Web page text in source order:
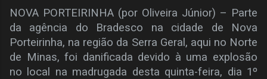
NOVA PORTEIRINHA (por Oliveira Júnior) – Parte
da agência do Bradesco na cidade de Nova
Porteirinha, na região da Serra Geral, aqui no Norte
de Minas, foi danificada devido à uma explosão
no local na madrugada desta quinta-feira, dia 1º